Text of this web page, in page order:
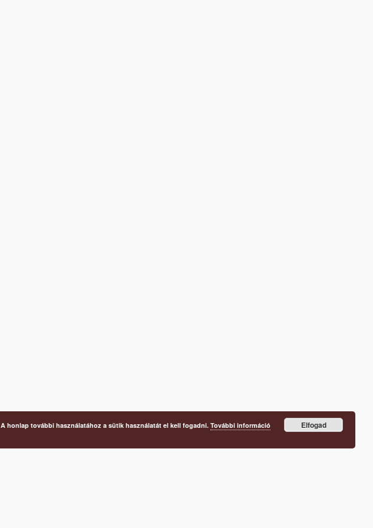
A honlap további használatához a sütik használatát el kell fogadni. További információ Elfogad